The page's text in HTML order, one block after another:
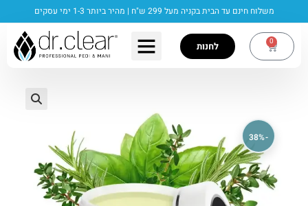
משלוח חינם עד הבית בקניה מעל 299 ש"ח | מהיר ביותר 1-3 ימי עסקים
לחנות 0
-38%